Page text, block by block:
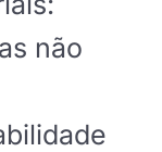
não